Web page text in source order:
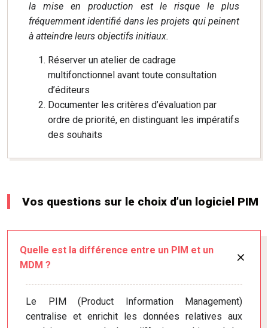
la mise en production est le risque le plus
fréquemment identifié dans les projets qui peinent
à atteindre leurs objectifs initiaux.
Réserver un atelier de cadrage
multifonctionnel avant toute consultation
d’éditeurs
Documenter les critères d’évaluation par
ordre de priorité, en distinguant les impératifs
des souhaits
Vos questions sur le choix d’un logiciel PIM
Quelle est la différence entre un PIM et un
MDM ?
Le PIM (Product Information Management)
centralise et enrichit les données relatives aux